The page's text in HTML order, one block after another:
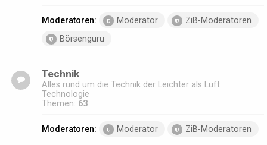
Moderatoren: Moderator
ZiB-Moderatoren
Börsenguru
Technik
Alles rund um die Technik der Leichter als Luft
Technologie
Themen: 63
Moderatoren: Moderator ZiB-Moderatoren